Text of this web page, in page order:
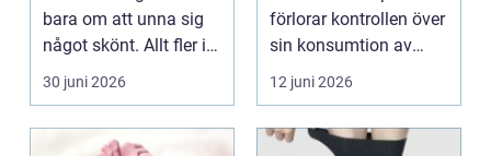
bara om att unna sig
något skönt. Allt fler i
Sollentuna söker...
30 juni 2026
förlorar kontrollen över
sin konsumtion av
alkohol, läkemedel...
12 juni 2026